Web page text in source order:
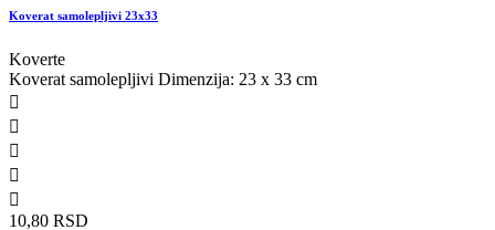
Koverat samolepljivi 23x33
Koverte
Koverat samolepljivi Dimenzija: 23 x 33 cm





10,80 RSD